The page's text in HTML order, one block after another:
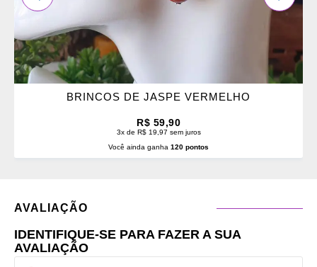
BRINCOS DE JASPE VERMELHO
R$ 59,90
3x de R$ 19,97 sem juros
Você ainda ganha 120 pontos
AVALIAÇÃO
IDENTIFIQUE-SE PARA FAZER A SUA
AVALIAÇÃO